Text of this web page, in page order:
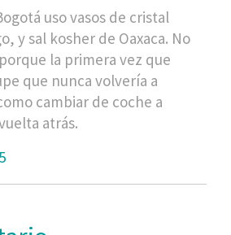
uso vasos de cristal
y sal kosher de Oaxaca. No
la primera vez que
que nunca volvería a
cambiar de coche a
atrás.